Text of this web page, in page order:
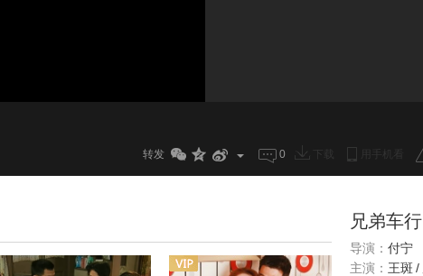
转发 0
兄弟车行
导演： 付宁
主演： 王斑/